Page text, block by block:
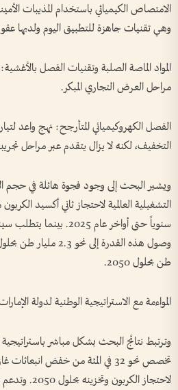
الامتصاص الكيميائي باستخدام المذيبات
وهي تقنيات جاهزة للتطبيق اليوم ولديها
المواد الماصة الصلبة وتقنيات الفصل
مراحل العرض التجاري المبكر.
الفصل الكهروكيميائي المتأرجح: نهج واعد
التخفيف، لكنه لا يزال يتقدم عبر مراحل
ويشير البحث إلى وجود فجوة هائلة في حجم
طن بحلول 2050.
المواءمة مع الاستراتيجية الوطنية لدولة
وترتبط نتائج البحث بشكل مباشر باستراتيجية
تخصص نحو 32 في المئة من خفض
لاحتجاز